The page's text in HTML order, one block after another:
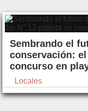
Sembrando el
conservación:
concurso en
Locales